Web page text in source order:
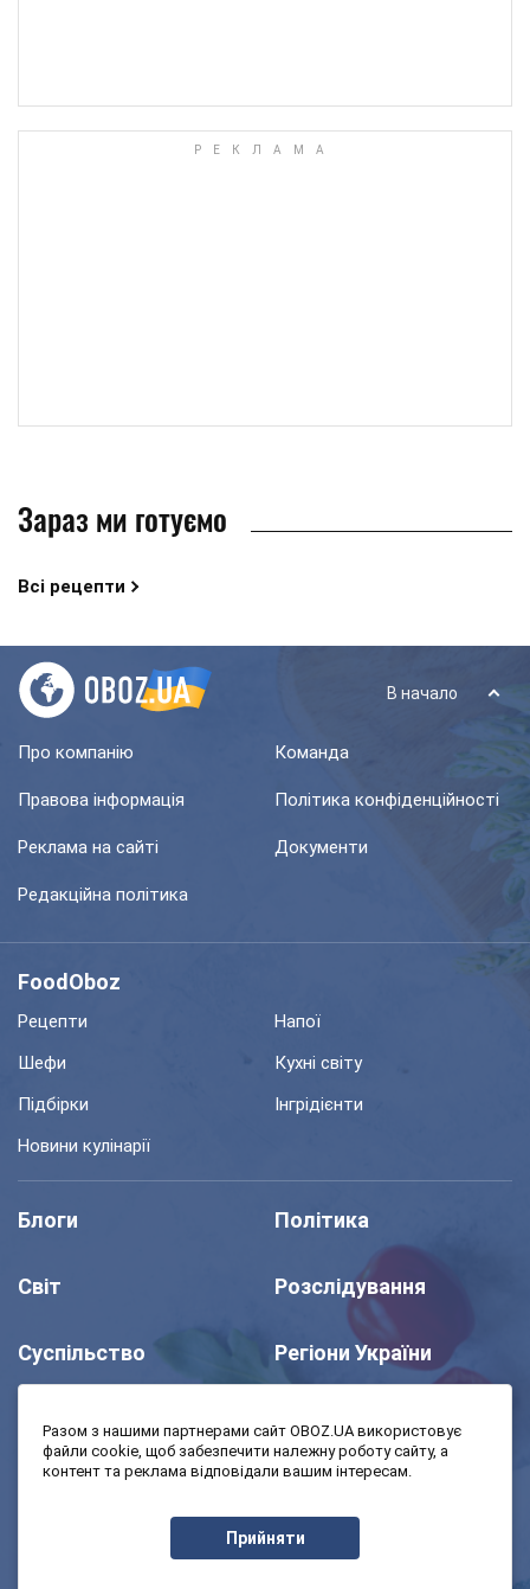
Зараз ми готуємо
Всі рецепти
В начало
Про компанію Команда
Правова інформація Політика конфіденційності
Реклама на сайті Документи
Редакційна політика
FoodOboz
Рецепти
Напої
Шефи
Кухні світу
Підбірки
Інгрідієнти
Новини кулінарії
Блоги Політика
Світ Розслідування
Суспільство Регіони України
Моя школа
Економіка
Разом з нашими партнерами сайт OBOZ.UA використовує
файли cookie, щоб забезпечити належну роботу сайту, а
контент та реклама відповідали вашим інтересам.
Прийняти